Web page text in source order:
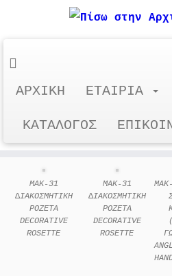
περιεχόμενο
ΑΡΧΙΚΗ ΕΤΑΙΡΙΑ
ΚΑΤΑΛΟΓΟΣ
MAK-31
∆ΙΑΚΟΣΜΗΤΙΚΗ
ΡΟΖΕΤΑ
DECORATIVE
ROSETTE
MAK-31
∆ΙΑΚΟΣΜΗΤΙΚΗ
ΡΟΖΕΤΑ
DECORATIVE
ROSETTE